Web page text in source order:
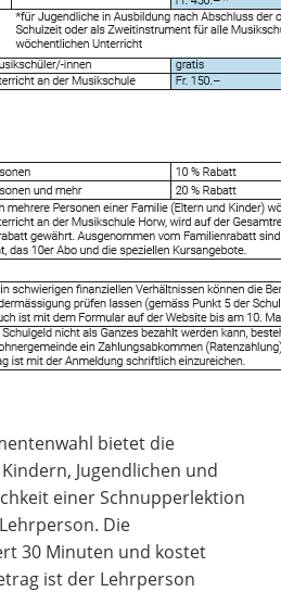
bietet die
Jugendlichen und
einer Schnupperlektion
Die
30 Minuten und kostet
ist der Lehrperson